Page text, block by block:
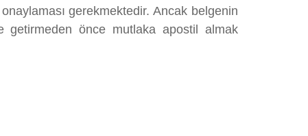
gerekmektedir. Ancak belgenin
getirmeden önce mutlaka apostil almak